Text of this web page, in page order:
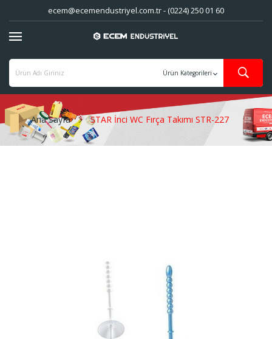
ecem@ecemendustriyel.com.tr - (0224) 250 01 60
Ana Sayfa STAR İnci WC Fırça Takımı STR-227